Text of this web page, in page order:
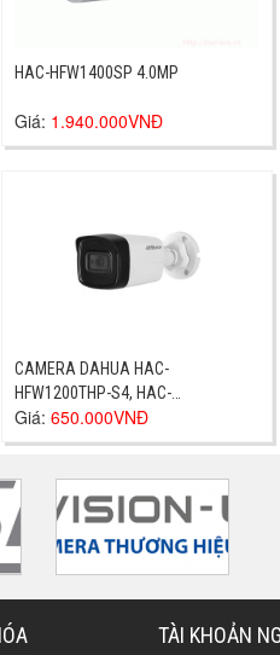
HAC-HFW1400SP 4.0MP
Giá: 1.940.000VNĐ
CAMERA DAHUA HAC-
HFW1200THP-S4, HAC-
HFW1200THP-S4
Giá: 650.000VNĐ
TÀI KHOẢN